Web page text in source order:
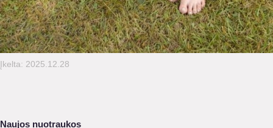
Įkelta: 2025.12.28
Naujos nuotraukos